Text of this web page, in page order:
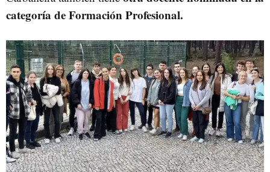
categoría de Formación Profesional.